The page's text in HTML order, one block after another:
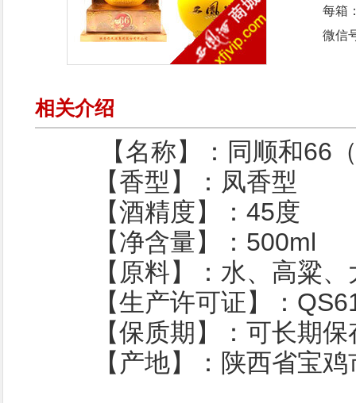
每箱
微信
相关介绍
【名称】：同顺和66（
【香型】：凤香型
【酒精度】：45度
【净含量】：500ml
【原料】：水、高粱、
【生产许可证】：
【保质期】：可长期保
【产地】：陕西省宝鸡